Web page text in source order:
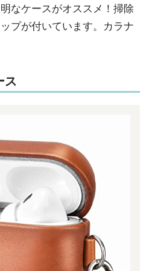
なケースがオススメ！掃除
プが付いています。カラナ
ス